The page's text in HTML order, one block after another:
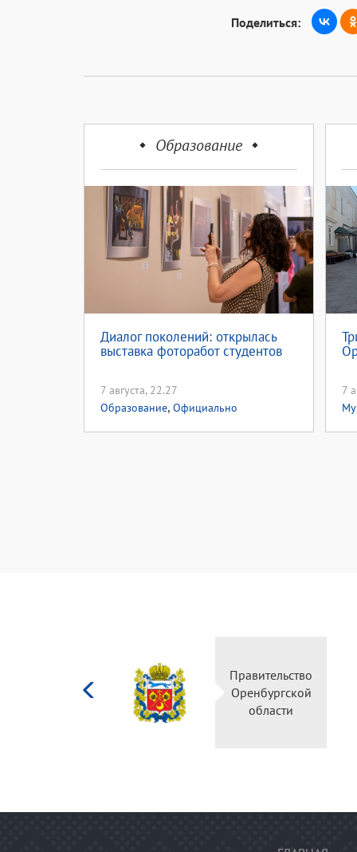
Поделиться:
Образование
Диалог поколений: открылась
выставка фоторабот студентов
7 августа, 22.27
Образование, Официально
7
Правительство
Оренбургской
области